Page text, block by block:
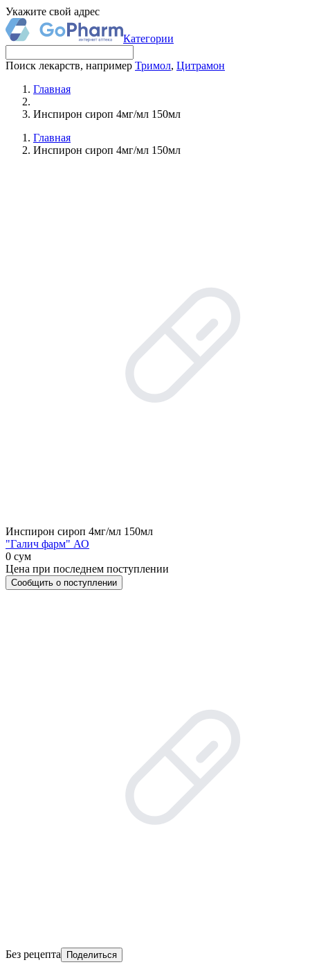
Укажите свой адрес
Категории
Поиск лекарств, например Тримол, Цитрамон
Главная
Инспирон сироп 4мг/мл 150мл
Главная
Инспирон сироп 4мг/мл 150мл
Инспирон сироп 4мг/мл 150мл
"Галич фарм" АО
0 сум
Цена при последнем поступлении
Сообщить о поступлении
Без рецепта Поделиться